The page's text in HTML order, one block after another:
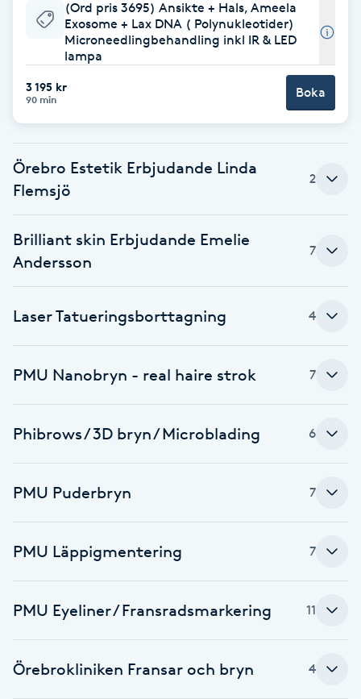
Babylights
Bambumassage
Barber
BIAB
Bottenfärg
Brynfärgning
Bröllopsuppsättning
C
Color correction
(Ord pris 3695) Ansikte + Hals, Ameela
Exosome + Lax DNA ( Polynukleotider)
Microneedlingbehandling inkl IR & LED
lampa
3 195 kr
90 min Boka
Örebro Estetik Erbjudande Linda
Flemsjö
2
Brilliant skin Erbjudande Emelie
Andersson
7
Laser Tatueringsborttagning 4
PMU Nanobryn - real haire strok 7
Phibrows / 3D bryn / Microblading 6
PMU Puderbryn 7
PMU Läppigmentering 7
PMU Eyeliner / Fransradsmarkering 11
Örebrokliniken Fransar och bryn 4